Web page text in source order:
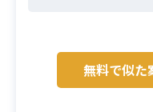
無料で似た